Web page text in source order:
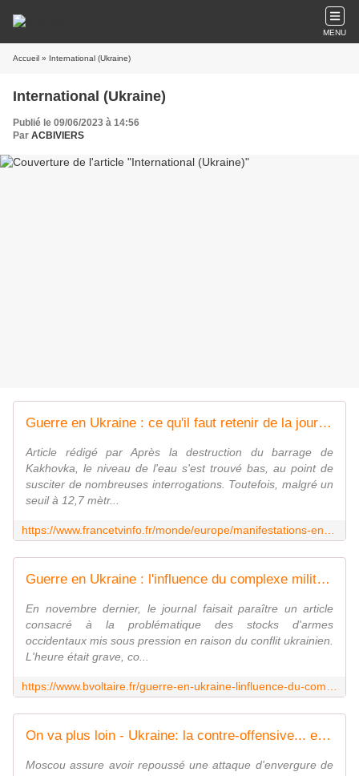
MENU
Accueil » International (Ukraine)
International (Ukraine)
Publié le 09/06/2023 à 14:56
Par ACBIVIERS
Guerre en Ukraine : ce qu'il faut retenir de la journée du jeudi 8 juin
Article rédigé par Après la destruction du barrage de
Kakhovka, le niveau de l'eau s'est trouvé bas, au point de
susciter de nombreuses interrogations. Toutefois, malgré un
seuil à 12,7 mètr...
Guerre en Ukraine : l'influence du complexe militaro-industriel sur les débats - Boulevard Voltaire
En novembre dernier, le journal faisait paraître un article
consacré à la problématique des stocks d'armes
occidentaux mis sous pression en raison du conflit ukrainien.
L'heure était grave, co...
On va plus loin - Ukraine: la contre-offensive... enfin ?
Moscou assure avoir repoussé une attaque d'envergure de